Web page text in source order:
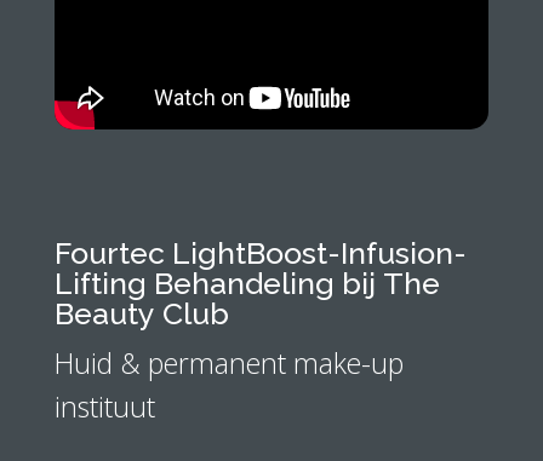
Fourtec LightBoost-Infusion-
Lifting Behandeling bij The
Beauty Club
Huid & permanent make-up
instituut